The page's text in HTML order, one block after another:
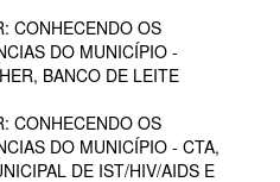
CONHECENDO OS
DO MUNICÍPIO -
BANCO DE LEITE
CONHECENDO OS
DO MUNICÍPIO - CTA,
DE IST/HIV/AIDS E